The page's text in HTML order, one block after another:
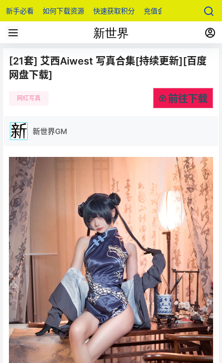
新手必看 如何下载资源 快速获取积分 充值会员
[21套] 艾西Aiwest 写真合集[持续更新][百度
网盘下载]
网红写真 前往下载
新世界GM